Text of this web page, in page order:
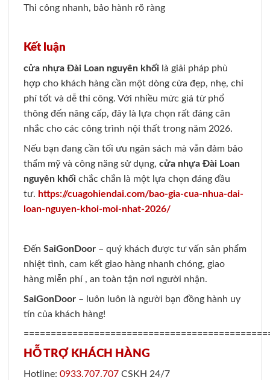
Thi công nhanh, bảo hành rõ ràng
Kết luận
cửa nhựa Đài Loan nguyên khối là giải pháp phù
hợp cho khách hàng cần một dòng cửa đẹp, nhẹ, chi
phí tốt và dễ thi công. Với nhiều mức giá từ phổ
thông đến nâng cấp, đây là lựa chọn rất đáng cân
nhắc cho các công trình nội thất trong năm 2026.
Nếu bạn đang cần tối ưu ngân sách mà vẫn đảm bảo
thẩm mỹ và công năng sử dụng, cửa nhựa Đài Loan
nguyên khối chắc chắn là một lựa chọn đáng đầu
tư. https://cuagohiendai.com/bao-gia-cua-nhua-dai-
loan-nguyen-khoi-moi-nhat-2026/
Đến SaiGonDoor – quý khách được tư vấn sản phẩm
nhiệt tình, cam kết giao hàng nhanh chóng, giao
hàng miễn phí , an toàn tận nơi người nhận.
SaiGonDoor – luôn luôn là người bạn đồng hành uy
tín của khách hàng!
HỖ TRỢ KHÁCH HÀNG
Hotline: 0933.707.707 CSKH 24/7